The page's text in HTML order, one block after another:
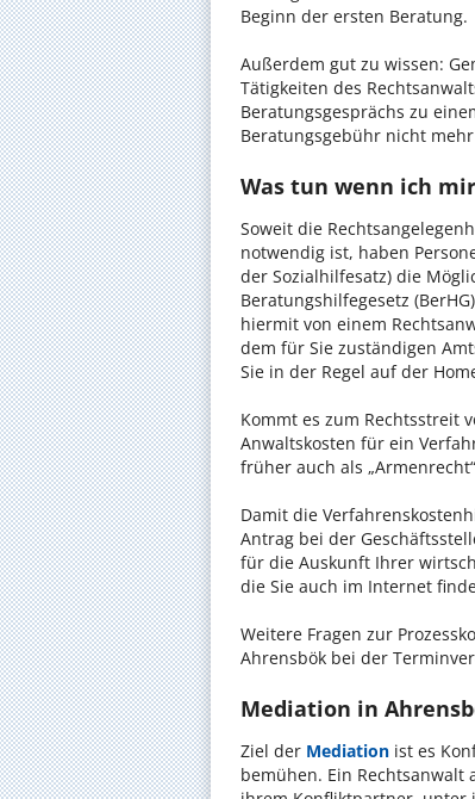
Beginn der ersten Beratung.
Außerdem gut zu wissen:
Tätigkeiten des
Beratungsgesprächs zu
Beratungsgebühr nicht
Was tun wenn ich
Soweit die
notwendig ist, haben
der Sozialhilfesatz) die
Beratungshilfegesetz
hiermit von einem
dem für Sie zuständigen
Sie in der Regel auf der
Kommt es zum Rechtsstreit
Anwaltskosten für ein
früher auch als
Damit die
Antrag bei der
für die Auskunft Ihrer
die Sie auch im Internet
Weitere Fragen zur
Ahrensbök bei der
Mediation in
Ziel der Mediation ist es
bemühen. Ein